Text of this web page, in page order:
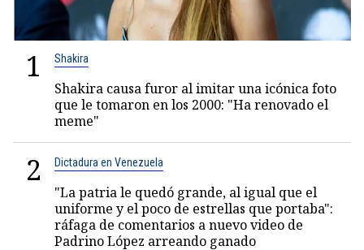
1 Shakira
Shakira causa furor al imitar una icónica foto
que le tomaron en los 2000: "Ha renovado el
meme"
2 Dictadura en Venezuela
"La patria le quedó grande, al igual que el
uniforme y el poco de estrellas que portaba":
ráfaga de comentarios a nuevo video de
Padrino López arreando ganado